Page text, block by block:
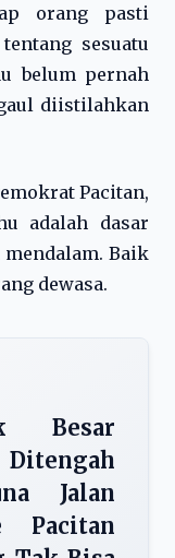
orang pasti
sesuatu
belum pernah
diistilahkan
Pacitan,
adalah dasar
Baik
dewasa.
Besar
Jalan
Pacitan